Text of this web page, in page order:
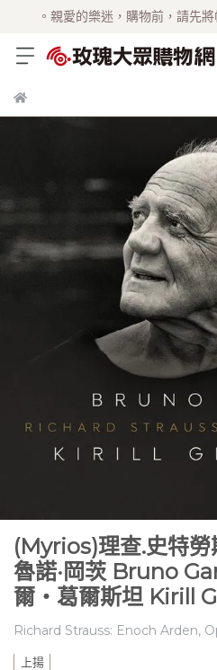
。親愛的樂迷，購物前，請先
(Myrios)理查.史特勞
魯諾·岡茨 Bruno
爾‧葛爾斯坦 Kirill
Richard Strauss: Enoch Arden,
上揚